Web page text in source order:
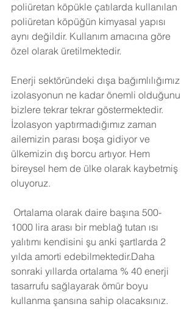
poliüretan köpükle çatılarda kullanılan
poliüretan köpüğün kimyasal yapısı
aynı değildir. Kullanım amacına göre
özel olarak üretilmektedir.
Enerji sektöründeki dışa bağımlılığımız
izolasyonun ne kadar önemli olduğunu
bizlere tekrar tekrar göstermektedir.
İzolasyon yaptırmadığımız zaman
ailemizin parası boşa gidiyor ve
ülkemizin dış borcu artıyor. Hem
bireysel hem de ülke olarak kaybetmiş
oluyoruz.
Ortalama olarak daire başına 500-
1000 lira arası bir meblağ tutan ısı
yalıtımı kendisini şu anki şartlarda 2
yılda amorti edebilmektedir.Daha
sonraki yıllarda ortalama % 40 enerji
tasarrufu sağlayarak ömür boyu
kullanma şansına sahip olacaksınız.